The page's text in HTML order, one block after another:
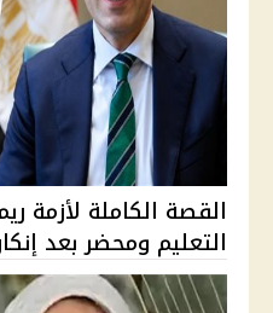
التعليم ومحضر بعد